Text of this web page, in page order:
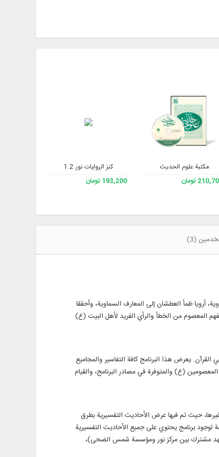
مكتبة علوم الحديث
تومان
كنز الروايات نور 1.2
193,200 تومان
(3)
أرويا ظمأ العطشان إلى المعارف السماوية، وأحققا
المعصوم من الخطأ والرأي الفريد لأهل البيت (ع)
يعرض هذا البرنامج كافة التفاسير والمجاميع
(ع) والمتوفرة في مصادر البرنامج، والقيام
للعلوم الإسلامية أن أنتج برامج مثل "نور الأنوار 2"، و"جامع تفاسير نور"، و"جامع الأحاديث الإصداران 2.5 و3.5"، وغيرها، حيث تم فيها عرض الأحاديث التفسيرية بطرق
لوجود برنامج يحتوي على جميع الأحاديث التفسيرية
جهد مشترك بين مركز نور ومؤسسة شمس الضحى)،